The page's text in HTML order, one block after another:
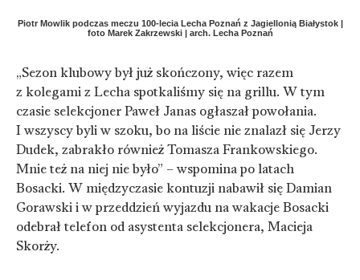
Piotr Mowlik podczas meczu 100-lecia Lecha Poznań z Jagiellonią Białystok |
foto Marek Zakrzewski | arch. Lecha Poznań
„Sezon klubowy był już skończony, więc razem
z kolegami z Lecha spotkaliśmy się na grillu. W tym
czasie selekcjoner Paweł Janas ogłaszał powołania.
I wszyscy byli w szoku, bo na liście nie znalazł się Jerzy
Dudek, zabrakło również Tomasza Frankowskiego.
Mnie też na niej nie było” – wspomina po latach
Bosacki. W międzyczasie kontuzji nabawił się Damian
Gorawski i w przeddzień wyjazdu na wakacje Bosacki
odebrał telefon od asystenta selekcjonera, Macieja
Skorży.